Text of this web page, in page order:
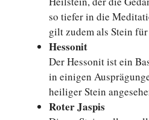
so tiefer in die
gilt zudem als Stein
Hessonit
Der Hessonit ist ein
in einigen
heiliger Stein
Roter Jaspis